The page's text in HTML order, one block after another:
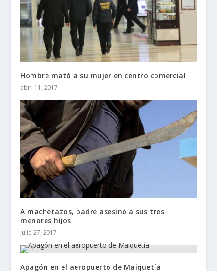
Hombre mató a su mujer en centro comercial
abril 11, 2017
A machetazos, padre asesinó a sus tres
menores hijos
julio 27, 2017
Apagón en el aeropuerto de Maiquetía